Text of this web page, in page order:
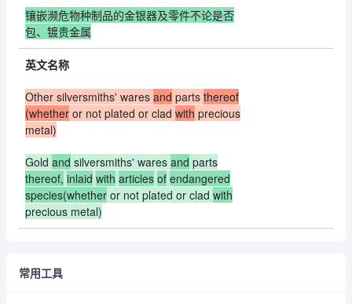
镶嵌濒危物种制品的金银器及零件不论是否
包、镀贵金属
英文名称
Other silversmiths' wares and parts thereof
(whether or not plated or clad with precious
metal)
Gold and silversmiths' wares and parts
thereof, inlaid with articles of endangered
species(whether or not plated or clad with
precious metal)
常用工具